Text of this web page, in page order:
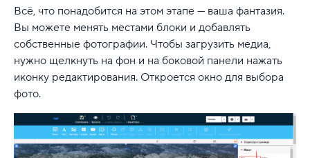
Всё, что понадобится на этом этапе — ваша фантазия.
Вы можете менять местами блоки и добавлять
собственные фотографии. Чтобы загрузить медиа,
нужно щелкнуть на фон и на боковой панели нажать
иконку редактирования. Откроется окно для выбора
фото.